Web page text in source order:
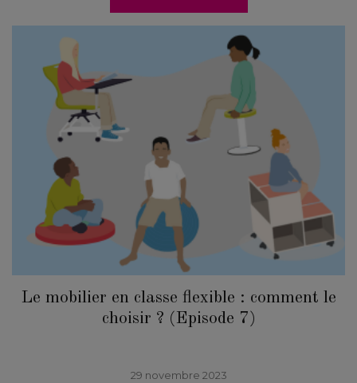
Le mobilier en classe flexible : comment le
choisir ? (Episode 7)
29 novembre 2023